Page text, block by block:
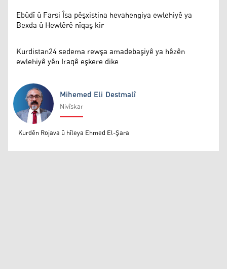
Ebûdî û Farsi Îsa pêşxistina hevahengiya ewlehiyê ya
Bexda û Hewlêrê nîqaş kir
Kurdistan24 sedema rewşa amadebaşiyê ya hêzên
ewlehiyê yên Iraqê eşkere dike
Mihemed Eli Destmalî
Mihemed Eli Destmalî
Nivîskar
Kurdên Rojava û hîleya Ehmed El-Şara